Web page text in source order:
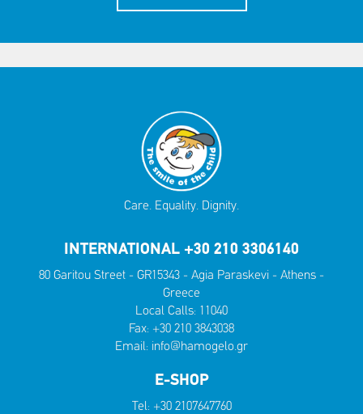
Care. Equality. Dignity.
INTERNATIONAL +30 210 3306140
80 Garitou Street - GR15343 - Agia Paraskevi - Athens -
Greece
Local Calls: 11040
Fax: +30 210 3843038
Email: info@hamogelo.gr
E-SHOP
Tel: +30 2107647760